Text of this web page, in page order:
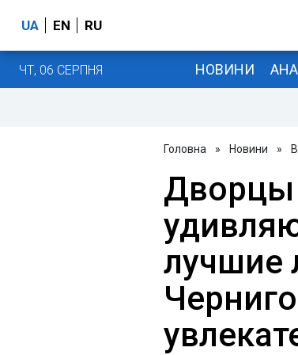
UA EN RU
ЧТ, 06 СЕРПНЯ НОВИНИ
Головна » Новини »
Дворцы
лучшие